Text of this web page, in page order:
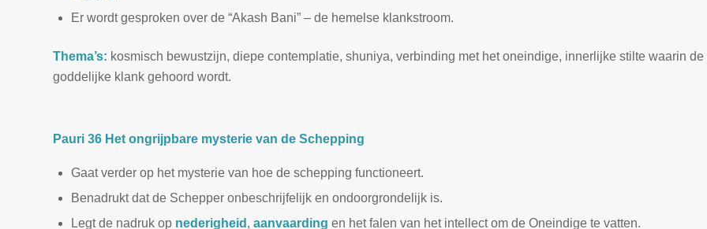
Er wordt gesproken over de “Akash Bani” – de hemelse klankstroom.
Thema’s: kosmisch bewustzijn, diepe contemplatie, shuniya, verbinding met het oneindige, innerlijke stilte waarin de
goddelijke klank gehoord wordt.
Pauri 36 Het ongrijpbare mysterie van de Schepping
Gaat verder op het mysterie van hoe de schepping functioneert.
Benadrukt dat de Schepper onbeschrijfelijk en ondoorgrondelijk is.
Legt de nadruk op nederigheid , aanvaarding en het falen van het intellect om de Oneindige te vatten.